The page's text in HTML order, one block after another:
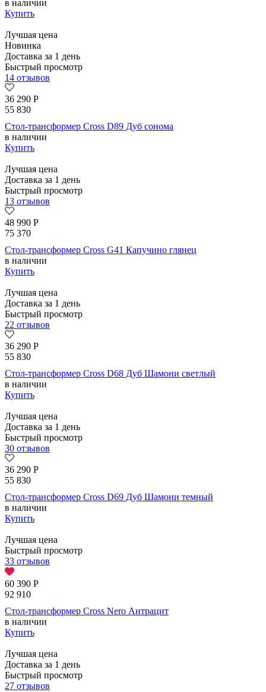
в наличии
Купить
Лучшая цена
Новинка
Доставка за 1 день
Быстрый просмотр
14 отзывов
36 290 Р
55 830
Стол-трансформер Cross D89 Дуб сонома
в наличии
Купить
Лучшая цена
Доставка за 1 день
Быстрый просмотр
13 отзывов
48 990 Р
75 370
Стол-трансформер Cross G41 Капучино глянец
в наличии
Купить
Лучшая цена
Доставка за 1 день
Быстрый просмотр
22 отзывов
36 290 Р
55 830
Стол-трансформер Cross D68 Дуб Шамони светлый
в наличии
Купить
Лучшая цена
Доставка за 1 день
Быстрый просмотр
30 отзывов
36 290 Р
55 830
Стол-трансформер Cross D69 Дуб Шамони темный
в наличии
Купить
Лучшая цена
Быстрый просмотр
33 отзывов
60 390 Р
92 910
Стол-трансформер Cross Nero Антрацит
в наличии
Купить
Лучшая цена
Доставка за 1 день
Быстрый просмотр
27 отзывов